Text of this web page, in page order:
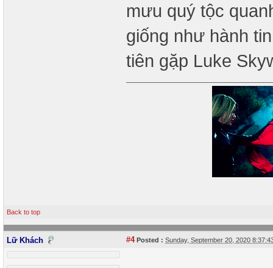
mưu quý tộc
giống như hành
tiên gặp Luke
Back to top
Lữ Khách #4Posted : Sunday, September 20, 2020